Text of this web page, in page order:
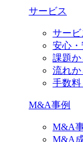
サービス
サービ
安心
課題
流れ
手数
M&A事例
M&A
M&A